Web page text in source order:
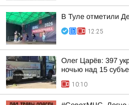
В Туле отметили
12:25
Олег Царёв: 397
ночью над 15
10:10